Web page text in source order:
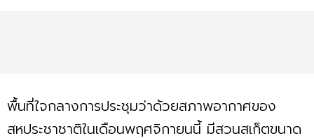
พื้นที่ใจกลางการประชุมว่าด้วยสภาพอากาศของ
สหประชาชาติในเดือนพฤศจิกายนนี้ มีสวนสเก็ตขนาด